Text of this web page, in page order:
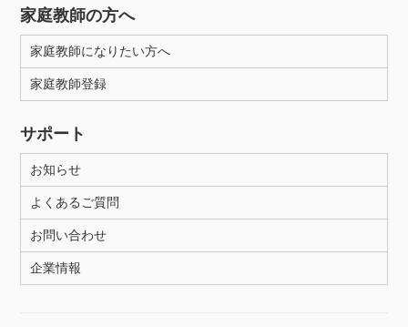
家庭教師の方へ
家庭教師になりたい方へ
家庭教師登録
サポート
お知らせ
よくあるご質問
お問い合わせ
企業情報